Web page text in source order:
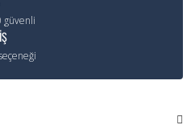
güvenli